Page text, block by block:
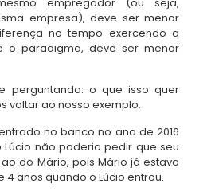
empresa), deve ser menor
no tempo exercendo a
o paradigma, deve ser menor
perguntando: o que isso quer
voltar ao nosso exemplo.
no banco no ano de 2016
Lúcio não poderia pedir que seu
do Mário, pois Mário já estava
4 anos quando o Lúcio entrou.